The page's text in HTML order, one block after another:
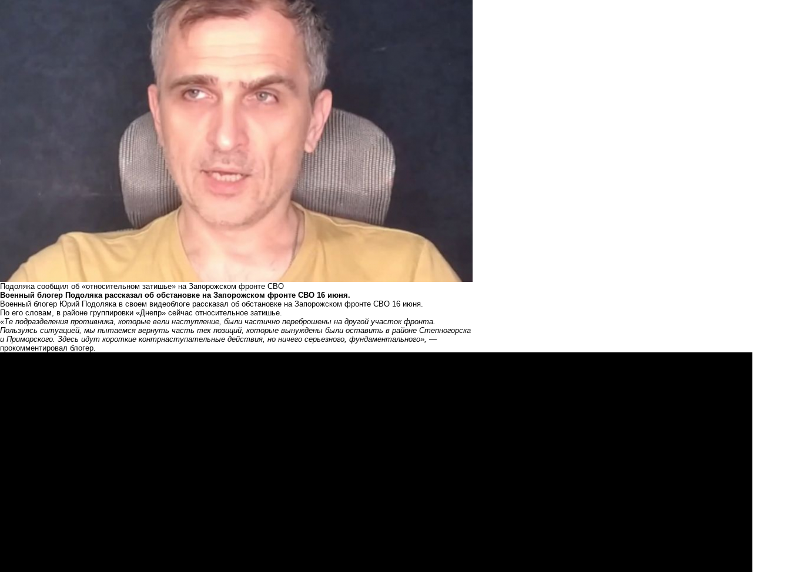
Подоляка сообщил об «относительном затишье» на Запорожском фронте СВО
Военный блогер Подоляка рассказал об обстановке на Запорожском фронте СВО 16 июня.
Военный блогер Юрий Подоляка в своем видеоблоге рассказал об обстановке на Запорожском фронте СВО 16 июня.
По его словам, в районе группировки «Днепр» сейчас относительное затишье.
«Те подразделения противника, которые вели наступление, были частично переброшены на другой участок фронта.
Пользуясь ситуацией, мы пытаемся вернуть часть тех позиций, которые вынуждены были оставить в районе Степногорска
и Приморского. Здесь идут короткие контрнаступательные действия, но ничего серьезного, фундаментального», —
прокомментировал блогер.